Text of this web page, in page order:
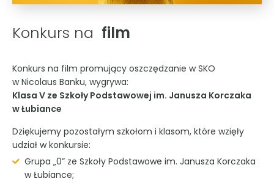
Konkurs na film
Konkurs na film promujący oszczędzanie w SKO
w Nicolaus Banku, wygrywa:
Klasa V ze Szkoły Podstawowej im. Janusza Korczaka
w Łubiance
Dziękujemy pozostałym szkołom i klasom, które wzięły
udział w konkursie:
Grupa „0” ze Szkoły Podstawowe im. Janusza Korczaka
w Łubiance;